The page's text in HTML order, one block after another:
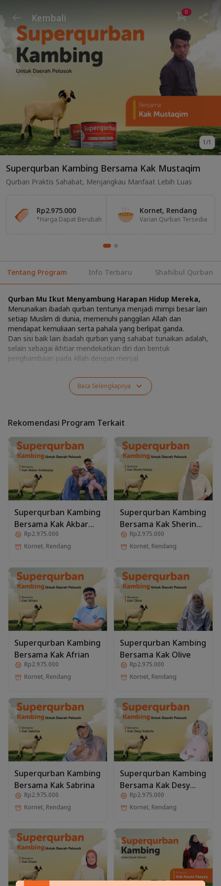
Kembali 0
1/1
Superqurban Kambing Bersama Kak Mustaqim
Qurban Praktis Sahabat, Menjangkau Manfaat Lebih Luas
Rp2.975.000
*Harga Dapat Berubah
Kornet, Rendang
Varian Qurban Tersedia
Tentang Program Info Terbaru Shahibul Qurban
Qurban Mu Ikut Menyambung Harapan Hidup Mereka,
Menunaikan ibadah qurban tentunya menjadi mimpi besar lain
setiap Muslim di dunia, memenuhi panggilan Allah dan
mendapat kemuliaan serta pahala yang berlipat ganda.
Dan sisi baik lain ibadah qurban yang sahabat tunaikan adalah,
selain sebagai ikhtiar mendekatkan diri dan bentuk
penghambaan pada Allah dengan menjal
Baca Selengkapnya
Rekomendasi Program Terkait
Superqurban Kambing
Bersama Kak Akbar
Andespay
Rp2.975.000
Kornet, Rendang
Superqurban Kambing
Bersama Kak Sherin
Nadya
Rp2.975.000
Kornet, Rendang
Superqurban Kambing
Bersama Kak Afrian
Rp2.975.000
Kornet, Rendang
Superqurban Kambing
Bersama Kak Olive
Rp2.975.000
Kornet, Rendang
Superqurban Kambing
Bersama Kak Sabrina
Rp2.975.000
Kornet, Rendang
Superqurban Kambing
Bersama Kak Desy
Indarta
Rp2.975.000
Kornet, Rendang